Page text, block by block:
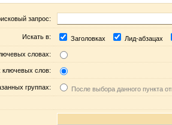
запрос:
Искать в: Заголовках Лид-абзацах
словах:
ключевых слов:
группах: После выбора данного пункта